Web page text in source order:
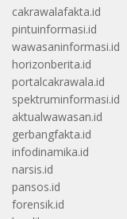
cakrawalafakta.id
pintuinformasi.id
wawasaninformasi.id
horizonberita.id
portalcakrawala.id
spektruminformasi.id
aktualwawasan.id
gerbangfakta.id
infodinamika.id
narsis.id
pansos.id
forensik.id